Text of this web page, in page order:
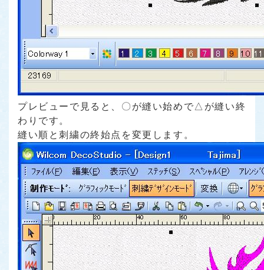
プレビューで見ると、〇が縫い始めで△が縫い終
わりです。
縫い順と刺繍の終始点を変更します。